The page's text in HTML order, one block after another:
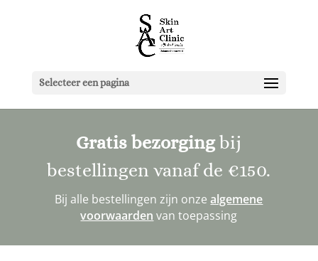
Selecteer een pagina
Gratis bezorgingbij
bestellingen vanaf de €150.
Bij alle bestellingen zijn onzealgemene
voorwaarden van toepassing